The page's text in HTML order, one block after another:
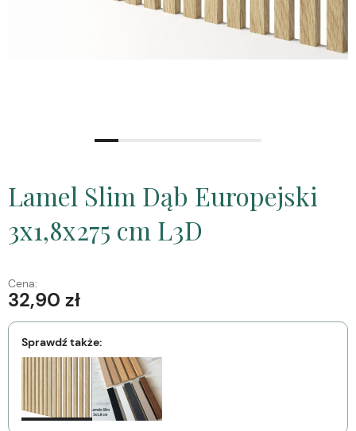
Lamel Slim Dąb Europejski
3x1,8x275 cm L3D
Cena:
32,90 zł
Sprawdź także: